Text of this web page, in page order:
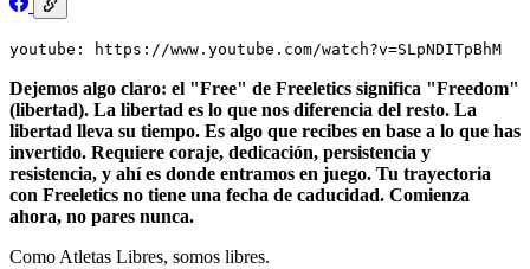
youtube: https://www.youtube.com/watch?v=SLpNDITpBhM
Dejemos algo claro: el "Free" de Freeletics significa "Freedom"
(libertad). La libertad es lo que nos diferencia del resto. La
libertad lleva su tiempo. Es algo que recibes en base a lo que has
invertido. Requiere coraje, dedicación, persistencia y
resistencia, y ahí es donde entramos en juego. Tu trayectoria
con Freeletics no tiene una fecha de caducidad. Comienza
ahora, no pares nunca.
Como Atletas Libres, somos libres.